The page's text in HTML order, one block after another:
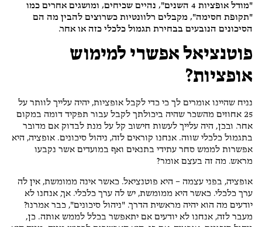
"מודל אופציות 4 השנים", נהיים שכיחים, ומושגים אחרים כמו
"תקופת חסימה", מקבלים רלוונטיות כשרוצים להבין מה הם
הסיכונים הנובעים בבחירת תגמול כלכלי כזה או אחר.
פוטנציאל אפשרי למימוש
אופציות?
נניח שהיינו אומרים לך כי כדי לקבל אופציות, יהיה עלייך לוותר על
25 אחוזים מהשכר שהיה ביכולתך לקבל עבור תפקיד דומה במקום
אחר. ובכן, היה עלייך לעשות חישוב קל על מנת לבדוק אם מדובר
בתגמול כלכלי שווה. אנחנו קוראים לזה, ניהול סיכונים. אופציה, היא
אפשרות לממש סחר עתידי בתנאים ואף במועדים אשר נקבעו
מראש. מה זה בעצם אומר?
אופציה, בפני עצמה – היא פוטנציאל. כאשר אינה ממומשת, אין לה
ערך כלכלי. כאשר היא ממומשת, יש לה ערך כלכלי. אך, אנחנו לא
יודעים מה הוא יהיה מראשית הדרך. "ניהול סיכונים", כבר אמרנו?
מעבר לזה, אנחנו לא יודעים אם יתאפשר בכלל לממש אותה. כן,